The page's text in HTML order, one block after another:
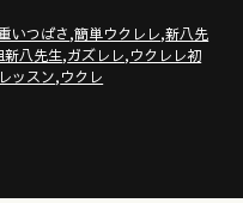
いつばさ,簡単ウクレレ,新八先
新八先生,ガズレレ,ウクレレ初
ッスン,ウクレ